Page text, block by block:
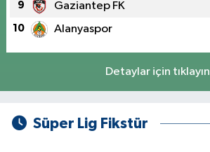
9 Gaziantep FK
10 Alanyaspor
Detaylar için tıklayın
Süper Lig Fikstür